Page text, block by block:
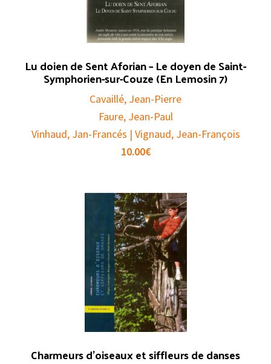
Lu doien de Sent Aforian – Le doyen de Saint-
Symphorien-sur-Couze (En Lemosin 7)
Cavaillé, Jean-Pierre
Faure, Jean-Paul
Vinhaud, Jan-Francés | Vignaud, Jean-François
10.00€
Charmeurs d’oiseaux et siffleurs de danses